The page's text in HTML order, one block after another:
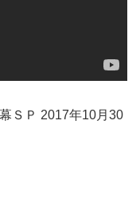
ＳＰ 2017年10月30